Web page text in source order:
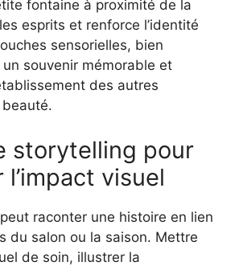
fontaine à proximité de la
esprits et renforce l’identité
sensorielles, bien
souvenir mémorable et
des autres
storytelling pour
visuel
raconter une histoire en lien
du salon ou la saison. Mettre
de soin, illustrer la